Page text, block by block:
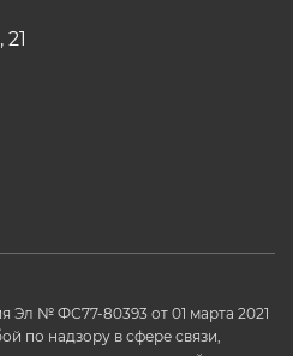
Эл № ФС77-80393 от 01 марта 2021
по надзору в сфере связи,